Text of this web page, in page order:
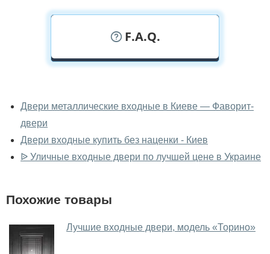
F.A.Q.
входные вживую?
Да, можно посмотреть двери входные в нашем
фирменном салоне-магазине.
У вас большой магазин?
дверей.
Помогаете ли вы выбрать двери
Двери металлические входные в Киеве — Фаворит-
двери
Двери входные купить без наценки - Киев
ᐉ Уличные входные двери по лучшей цене в Украине
Похожие товары
Лучшие входные двери, модель «Торино»